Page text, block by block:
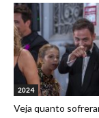
2024
Veja quanto